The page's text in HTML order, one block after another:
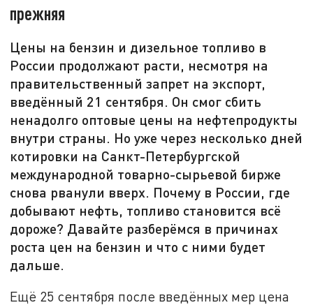
прежняя
Цены на бензин и дизельное топливо в
России продолжают расти, несмотря на
правительственный запрет на экспорт,
введённый 21 сентября. Он смог сбить
ненадолго оптовые цены на нефтепродукты
внутри страны. Но уже через несколько дней
котировки на Санкт-Петербургской
международной товарно-сырьевой бирже
снова рванули вверх. Почему в России, где
добывают нефть, топливо становится всё
дороже? Давайте разберёмся в причинах
роста цен на бензин и что с ними будет
дальше.
Ещё 25 сентября после введённых мер цена